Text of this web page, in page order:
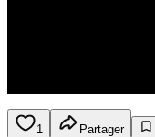
1 Partager